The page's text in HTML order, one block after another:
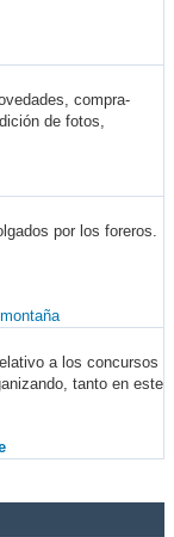
compra-
de fotos,
por los foreros.
a los concursos
tanto en este